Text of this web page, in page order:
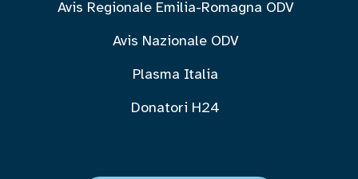
Avis Regionale Emilia-Romagna ODV
Avis Nazionale ODV
Plasma Italia
Donatori H24